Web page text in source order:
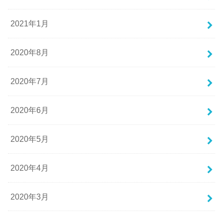
2021年1月
2020年8月
2020年7月
2020年6月
2020年5月
2020年4月
2020年3月